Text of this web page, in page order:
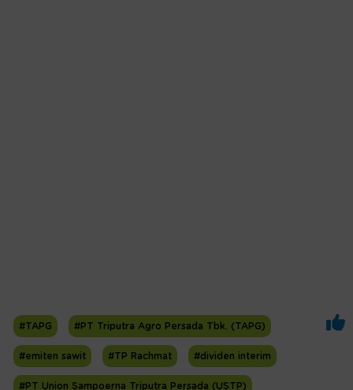
#TAPG #PT Triputra Agro Persada Tbk. (TAPG)
#emiten sawit #TP Rachmat #dividen interim
#PT Union Sampoerna Triputra Persada (USTP)